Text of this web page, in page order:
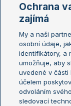
Tararudee L.
Tagger L.
29.06.
16:45
1K
Osaka N. (14)
Jacquemot E.
29.06. 16:30 1K
Liu C.
Vandewinkel H.
Ochrana
zajímá
My a naši
osobní údaje,
identifikátory, a
umožňuje, aby
uvedené v části
účelem
odvoláním
sledovací